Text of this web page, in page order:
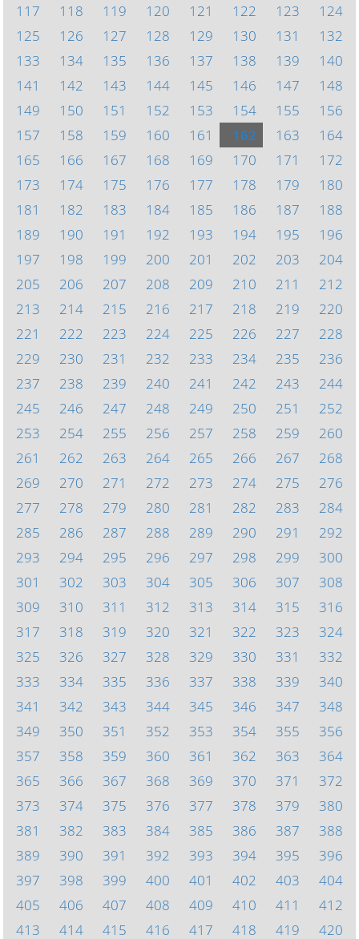
117
118 119 120 121 122 123
124
125
126 127 128 129 130 131
132
133
134 135 136 137 138 139
140
141
142 143 144 145 146 147
148
149
150 151 152 153 154 155
156
157
158 159 160 161 162 163
164
165
166 167 168 169 170 171
172
173
174 175 176 177 178 179
180
181
182 183 184 185 186 187
188
189
190 191 192 193 194 195
196
197
198 199 200 201 202 203
204
205
206 207 208 209 210 211
212
213
214 215 216 217 218 219
220
221
222 223 224 225 226 227
228
229
230 231 232 233 234 235
236
237
238 239 240 241 242 243
244
245
246 247 248 249 250 251
252
253
254 255 256 257 258 259
260
261
262 263 264 265 266 267
268
269
270 271 272 273 274 275
276
277
278 279 280 281 282 283
284
285
286 287 288 289 290 291
292
293
294 295 296 297 298 299
300
301
302 303 304 305 306 307
308
309
310 311 312 313 314 315
316
317
318 319 320 321 322 323
324
325
326 327 328 329 330 331
332
333
334 335 336 337 338 339
340
341
342 343 344 345 346 347
348
349
350 351 352 353 354 355
356
357
358 359 360 361 362 363
364
365
366 367 368 369 370 371
372
373
374 375 376 377 378 379
380
381
382 383 384 385 386 387
388
389
390 391 392 393 394 395
396
397
398 399 400 401 402 403
404
405
406 407 408 409 410 411
412
413
414 415 416 417 418 419 420